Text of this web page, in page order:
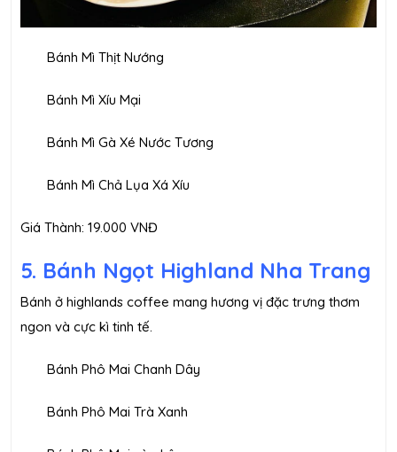
Bánh Mì Thịt Nướng
Bánh Mì Xíu Mại
Bánh Mì Gà Xé Nước Tương
Bánh Mì Chả Lụa Xá Xíu
Giá Thành: 19.000 VNĐ
5. Bánh Ngọt Highland Nha Trang
Bánh ở highlands coffee mang hương vị đặc trưng thơm
ngon và cực kì tinh tế.
Bánh Phô Mai Chanh Dây
Bánh Phô Mai Trà Xanh